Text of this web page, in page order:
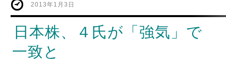
2013年1月3日
日本株、４氏が「強気」で
一致と